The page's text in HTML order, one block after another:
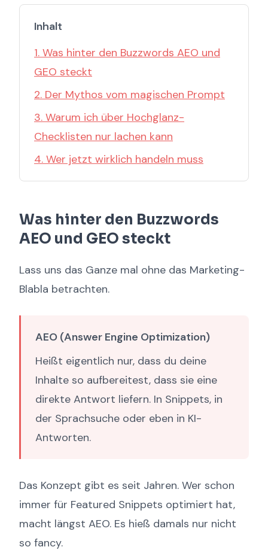
Inhalt
1. Was hinter den Buzzwords AEO und
GEO steckt
2. Der Mythos vom magischen Prompt
3. Warum ich über Hochglanz-
Checklisten nur lachen kann
4. Wer jetzt wirklich handeln muss
Was hinter den Buzzwords
AEO und GEO steckt
Lass uns das Ganze mal ohne das Marketing-
Blabla betrachten.
AEO (Answer Engine Optimization)
Heißt eigentlich nur, dass du deine
Inhalte so aufbereitest, dass sie eine
direkte Antwort liefern. In Snippets, in
der Sprachsuche oder eben in KI-
Antworten.
Das Konzept gibt es seit Jahren. Wer schon
immer für Featured Snippets optimiert hat,
macht längst AEO. Es hieß damals nur nicht
so fancy.